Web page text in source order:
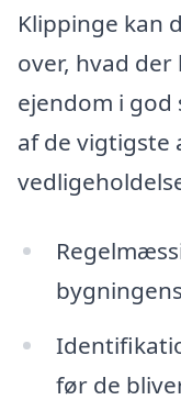
Klippinge kan
over, hvad
ejendom i
af de vigtigste
før de